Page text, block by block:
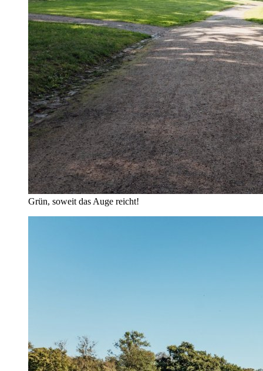
Grün, soweit das Auge reicht!